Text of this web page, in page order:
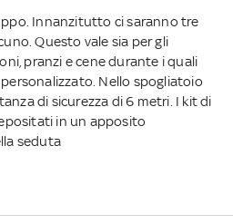
Innanzitutto ci saranno tre
Questo vale sia per gli
pranzi e cene durante i quali
Nello spogliatoio
di sicurezza di 6 metri. I kit di
in un apposito
seduta